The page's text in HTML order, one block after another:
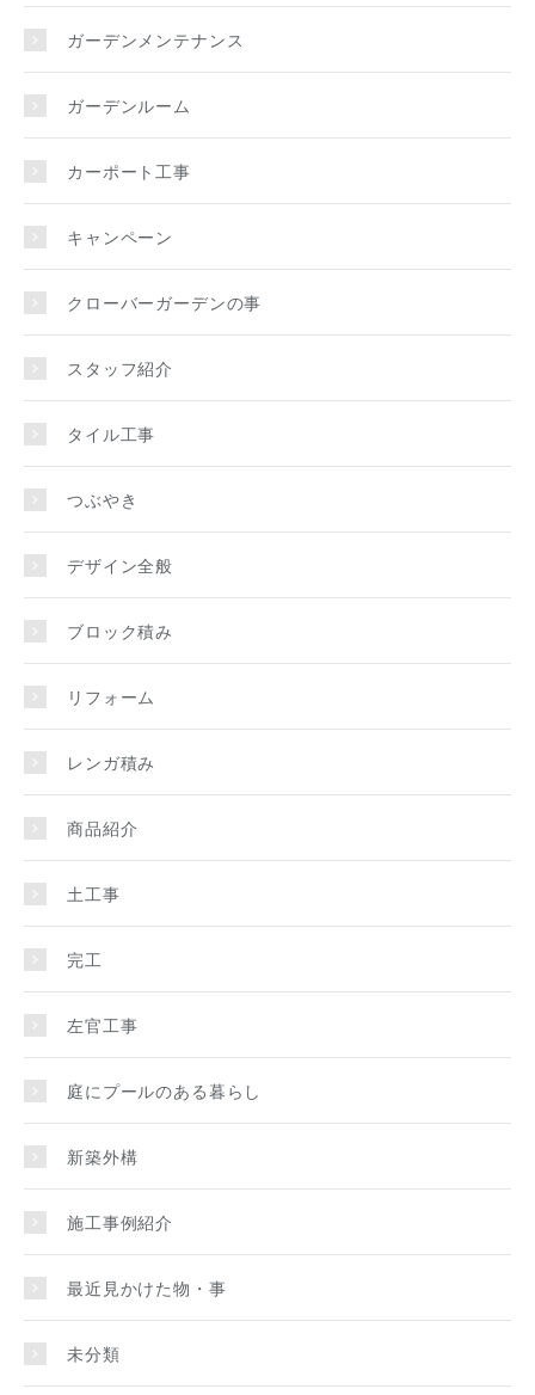
ガーデンメンテナンス
ガーデンルーム
カーポート工事
キャンペーン
クローバーガーデンの事
スタッフ紹介
タイル工事
つぶやき
デザイン全般
ブロック積み
リフォーム
レンガ積み
商品紹介
土工事
完工
左官工事
庭にプールのある暮らし
新築外構
施工事例紹介
最近見かけた物・事
未分類